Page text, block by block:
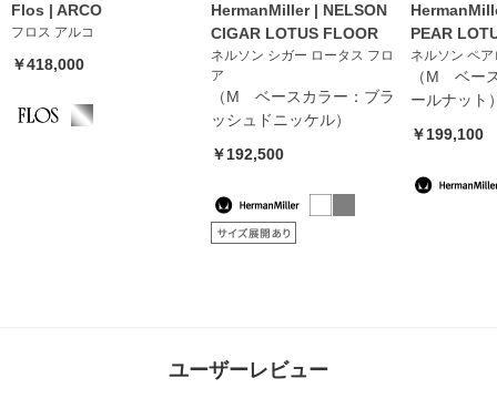
Flos | ARCO
フロス アルコ
￥418,000
HermanMiller | NELSON
CIGAR LOTUS FLOOR
ネルソン シガー ロータス フロ
ア
（M ベースカラー：ブラ
ッシュドニッケル）
￥192,500
PEAR
ネルソン ペ
（M ベー
ールナット
￥199,100
ユーザーレビュー